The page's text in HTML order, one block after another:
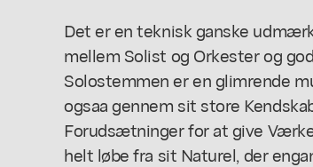
Det er en teknisk ganske
mellem Solist og Orkester og
Solostemmen er en glimrende
ogsaa gennem sit store
Forudsætninger for at give
helt løbe fra sit Naturel, der